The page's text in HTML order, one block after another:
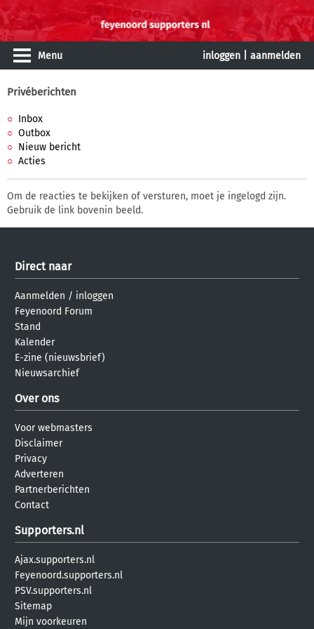
Menu inloggen aanmelden
Privéberichten
Inbox
Outbox
Nieuw bericht
Acties
Om de reacties te bekijken of versturen, moet je ingelogd zijn.
Gebruik de link bovenin beeld.
Direct naar
Aanmelden / inloggen
Feyenoord Forum
Stand
Kalender
E-zine (nieuwsbrief)
Nieuwsarchief
Over ons
Voor webmasters
Disclaimer
Privacy
Adverteren
Partnerberichten
Contact
Supporters.nl
Ajax.supporters.nl
Feyenoord.supporters.nl
PSV.supporters.nl
Sitemap
Mijn voorkeuren